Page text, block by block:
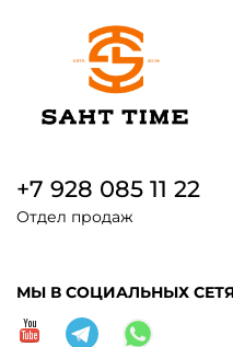
+7 928 085 11 22
Отдел продаж
МЫ В СОЦИАЛЬНЫХ